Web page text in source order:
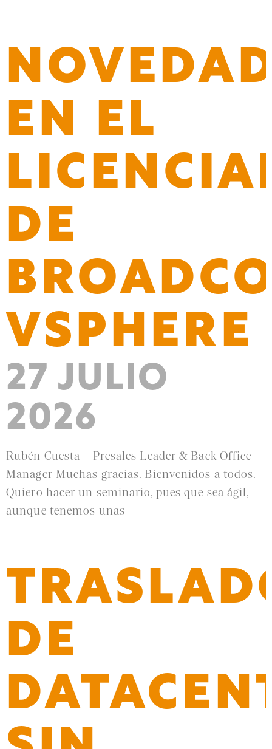
EN EL
DE
VSPHERE
27 JULIO
2026
Rubén Cuesta – Presales Leader & Back Office
Manager Muchas gracias. Bienvenidos a todos.
Quiero hacer un seminario, pues que sea ágil,
aunque tenemos unas
DE